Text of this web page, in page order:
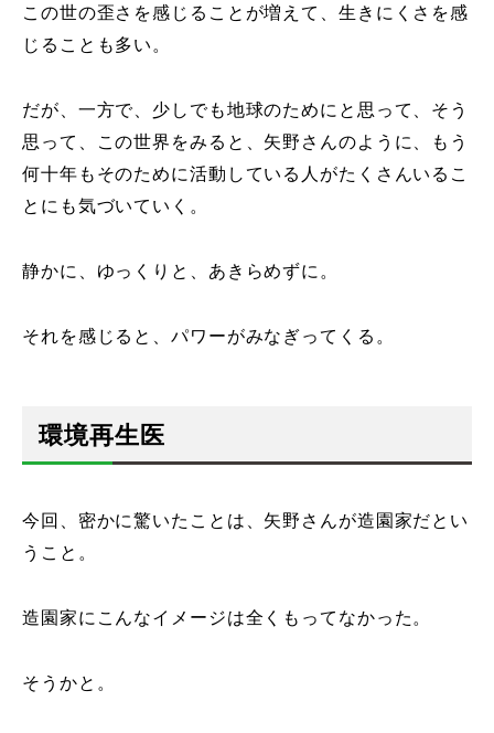
この世の歪さを感じることが増えて、生きにくさを感
じることも多い。
だが、一方で、少しでも地球のためにと思って、そう
思って、この世界をみると、矢野さんのように、もう
何十年もそのために活動している人がたくさんいるこ
とにも気づいていく。
静かに、ゆっくりと、あきらめずに。
それを感じると、パワーがみなぎってくる。
環境再生医
今回、密かに驚いたことは、矢野さんが造園家だとい
うこと。
造園家にこんなイメージは全くもってなかった。
そうかと。